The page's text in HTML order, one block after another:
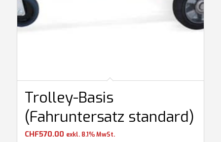
Trolley-Basis
(Fahruntersatz standard)
CHF570.00 exkl. 8.1% MwSt.